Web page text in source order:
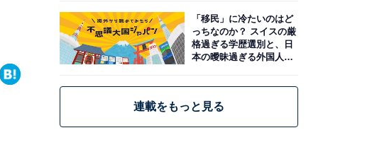
「移民」に冷たいのはど
っちなのか？ スイスの厳
格過ぎる学歴選別と、日
本の曖昧過ぎる外国人政
連載をもっと見る